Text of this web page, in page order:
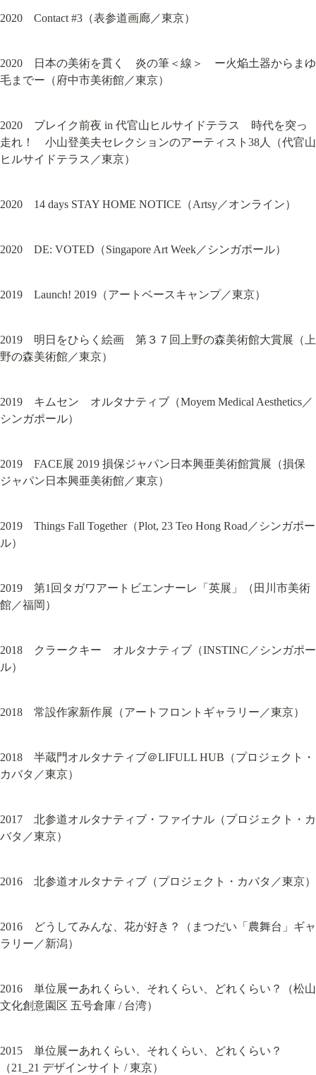
2020　Contact #3（表参道画廊／東京）
2020　日本の美術を貫く　炎の筆＜線＞　ー火焔土器からまゆ
毛までー（府中市美術館／東京）
2020　ブレイク前夜 in 代官山ヒルサイドテラス　時代を突っ
走れ！　小山登美夫セレクションのアーティスト38人（代官山
ヒルサイドテラス／東京）
2020　14 days STAY HOME NOTICE（Artsy／オンライン）
2020　DE: VOTED（Singapore Art Week／シンガポール）
2019　Launch! 2019（アートベースキャンプ／東京）
2019　明日をひらく絵画　第３７回上野の森美術館大賞展（上
野の森美術館／東京）
2019　キムセン　オルタナティブ（Moyem Medical Aesthetics／
シンガポール）
2019　FACE展 2019 損保ジャパン日本興亜美術館賞展（損保
ジャパン日本興亜美術館／東京）
2019　Things Fall Together（Plot, 23 Teo Hong Road／シンガポー
ル）
2019　第1回タガワアートビエンナーレ「英展」（田川市美術
館／福岡）
2018　クラークキー　オルタナティブ（INSTINC／シンガポー
ル）
2018　常設作家新作展（アートフロントギャラリー／東京）
2018　半蔵門オルタナティブ＠LIFULL HUB（プロジェクト・
カバタ／東京）
2017　北参道オルタナティブ・ファイナル（プロジェクト・カ
バタ／東京）
2016　北参道オルタナティブ（プロジェクト・カバタ／東京）
2016　どうしてみんな、花が好き？（まつだい「農舞台」ギャ
ラリー／新潟）
2016　単位展ーあれくらい、それくらい、どれくらい？（松山
文化創意園区 五号倉庫 / 台湾）
2015　単位展ーあれくらい、それくらい、どれくらい？
（21_21 デザインサイト / 東京）